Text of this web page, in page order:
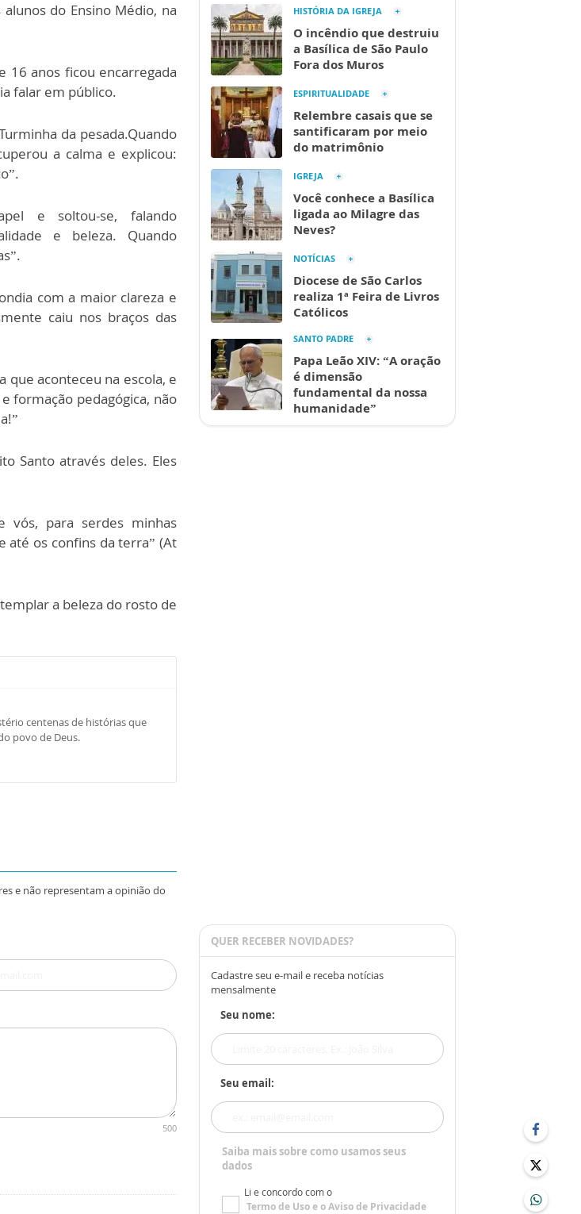
do Ensino Médio, na
16 anos ficou encarregada
falar em público.
da pesada.Quando
a calma e explicou:
e soltou-se, falando
e beleza. Quando
com a maior clareza e
caiu nos braços das
que aconteceu na escola, e
formação pedagógica, não
Santo através deles. Eles
vós, para serdes minhas
até os confins da terra” (At
a beleza do rosto de
centenas de histórias que
povo de Deus.
e não representam a opinião do
500
HISTÓRIA DA IGREJA
O incêndio que destruiu
a Basílica de São Paulo
Fora dos Muros
ESPIRITUALIDADE
Relembre casais que se
santificaram por meio
do matrimônio
IGREJA
Você conhece a Basílica
ligada ao Milagre das
Neves?
NOTÍCIAS
Diocese de São Carlos
realiza 1ª Feira de Livros
Católicos
SANTO PADRE
Papa Leão XIV: “A oração
é dimensão
fundamental da nossa
humanidade”
QUER RECEBER NOVIDADES?
Cadastre seu e-mail e receba notícias
mensalmente
Seu nome:
Seu email:
Saiba mais sobre como usamos seus
dados
Li e concordo com o
Termo de Usoe oAviso de Privacidade